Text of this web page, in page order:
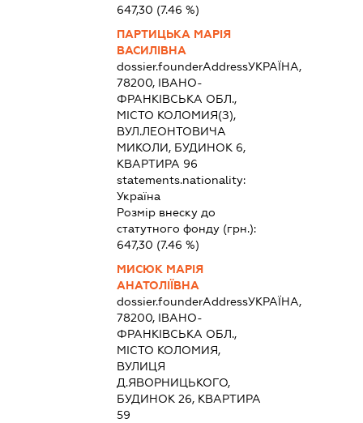
647,30 (7.46 %)
ПАРТИЦЬКА МАРІЯ
ВАСИЛІВНА
dossier.founderAddressУКРАЇНА,
78200, ІВАНО-
ФРАНКІВСЬКА ОБЛ.,
МІСТО КОЛОМИЯ(З),
ВУЛ.ЛЕОНТОВИЧА
МИКОЛИ, БУДИНОК 6,
КВАРТИРА 96
statements.nationality:
Україна
Розмір внеску до
статутного фонду (грн.):
647,30 (7.46 %)
МИСЮК МАРІЯ
АНАТОЛІЇВНА
dossier.founderAddressУКРАЇНА,
78200, ІВАНО-
ФРАНКІВСЬКА ОБЛ.,
МІСТО КОЛОМИЯ,
ВУЛИЦЯ
Д.ЯВОРНИЦЬКОГО,
БУДИНОК 26, КВАРТИРА
59